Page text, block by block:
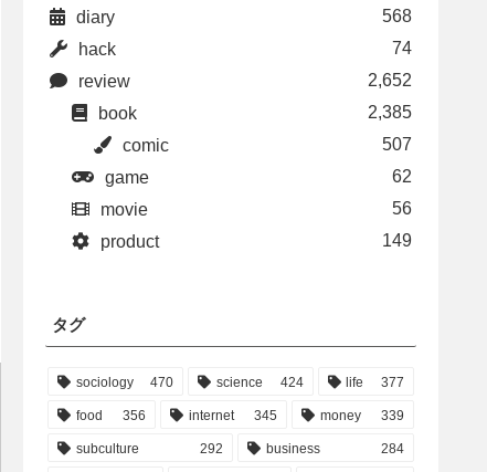
diary
568
hack
74
review
2,652
book
2,385
comic
507
game
62
movie
56
product
149
タグ
sociology 470 science 424 life 377
food 356 internet 345 money 339
subculture 292 business 284